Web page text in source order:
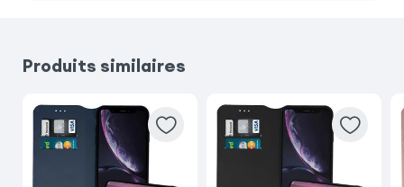
Produits similaires